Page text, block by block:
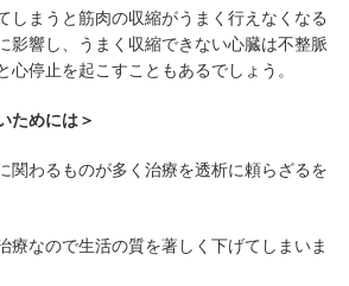
しまうと筋肉の収縮がうまく行えなくなる
影響し、うまく収縮できない心臓は不整脈
心停止を起こすこともあるでしょう。
ためには＞
関わるものが多く治療を透析に頼らざるを
療なので生活の質を著しく下げてしまいま